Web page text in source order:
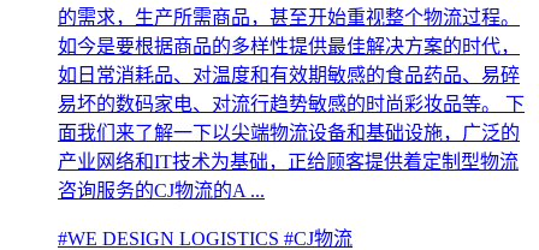
的需求，生产所需商品，甚至开始重视整个物流过程。
如今是要根据商品的多样性提供最佳解决方案的时代，
如日常消耗品、对温度和有效期敏感的食品药品、易碎
易坏的数码家电、对流行趋势敏感的时尚彩妆品等。 下
面我们来了解一下以尖端物流设备和基础设施，广泛的
产业网络和IT技术为基础，正给顾客提供着定制型物流
咨询服务的CJ物流的A ...
#WE DESIGN LOGISTICS #CJ物流